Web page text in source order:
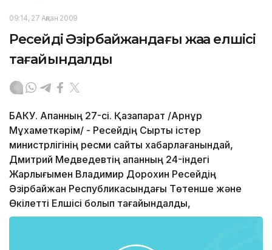
09:14, 27 Ақпан 2009
Ресейдің Әзірбайжандағы жаңа елшісі
тағайындалды
БАКУ. Ақпанның 27-сі. Қазақпарат /Арнұр
Мұхаметкәрім/ - Ресейдің Сыртқы істер
министрлігінің ресми сайты хабарлағанындай,
Дмитрий Медведевтің ақпанның 24-індегі
Жарлығымен Владимир Дорохин Ресейдің
Әзірбайжан Республикасындағы Төтенше және
Өкілетті Елшісі болып тағайындалды,